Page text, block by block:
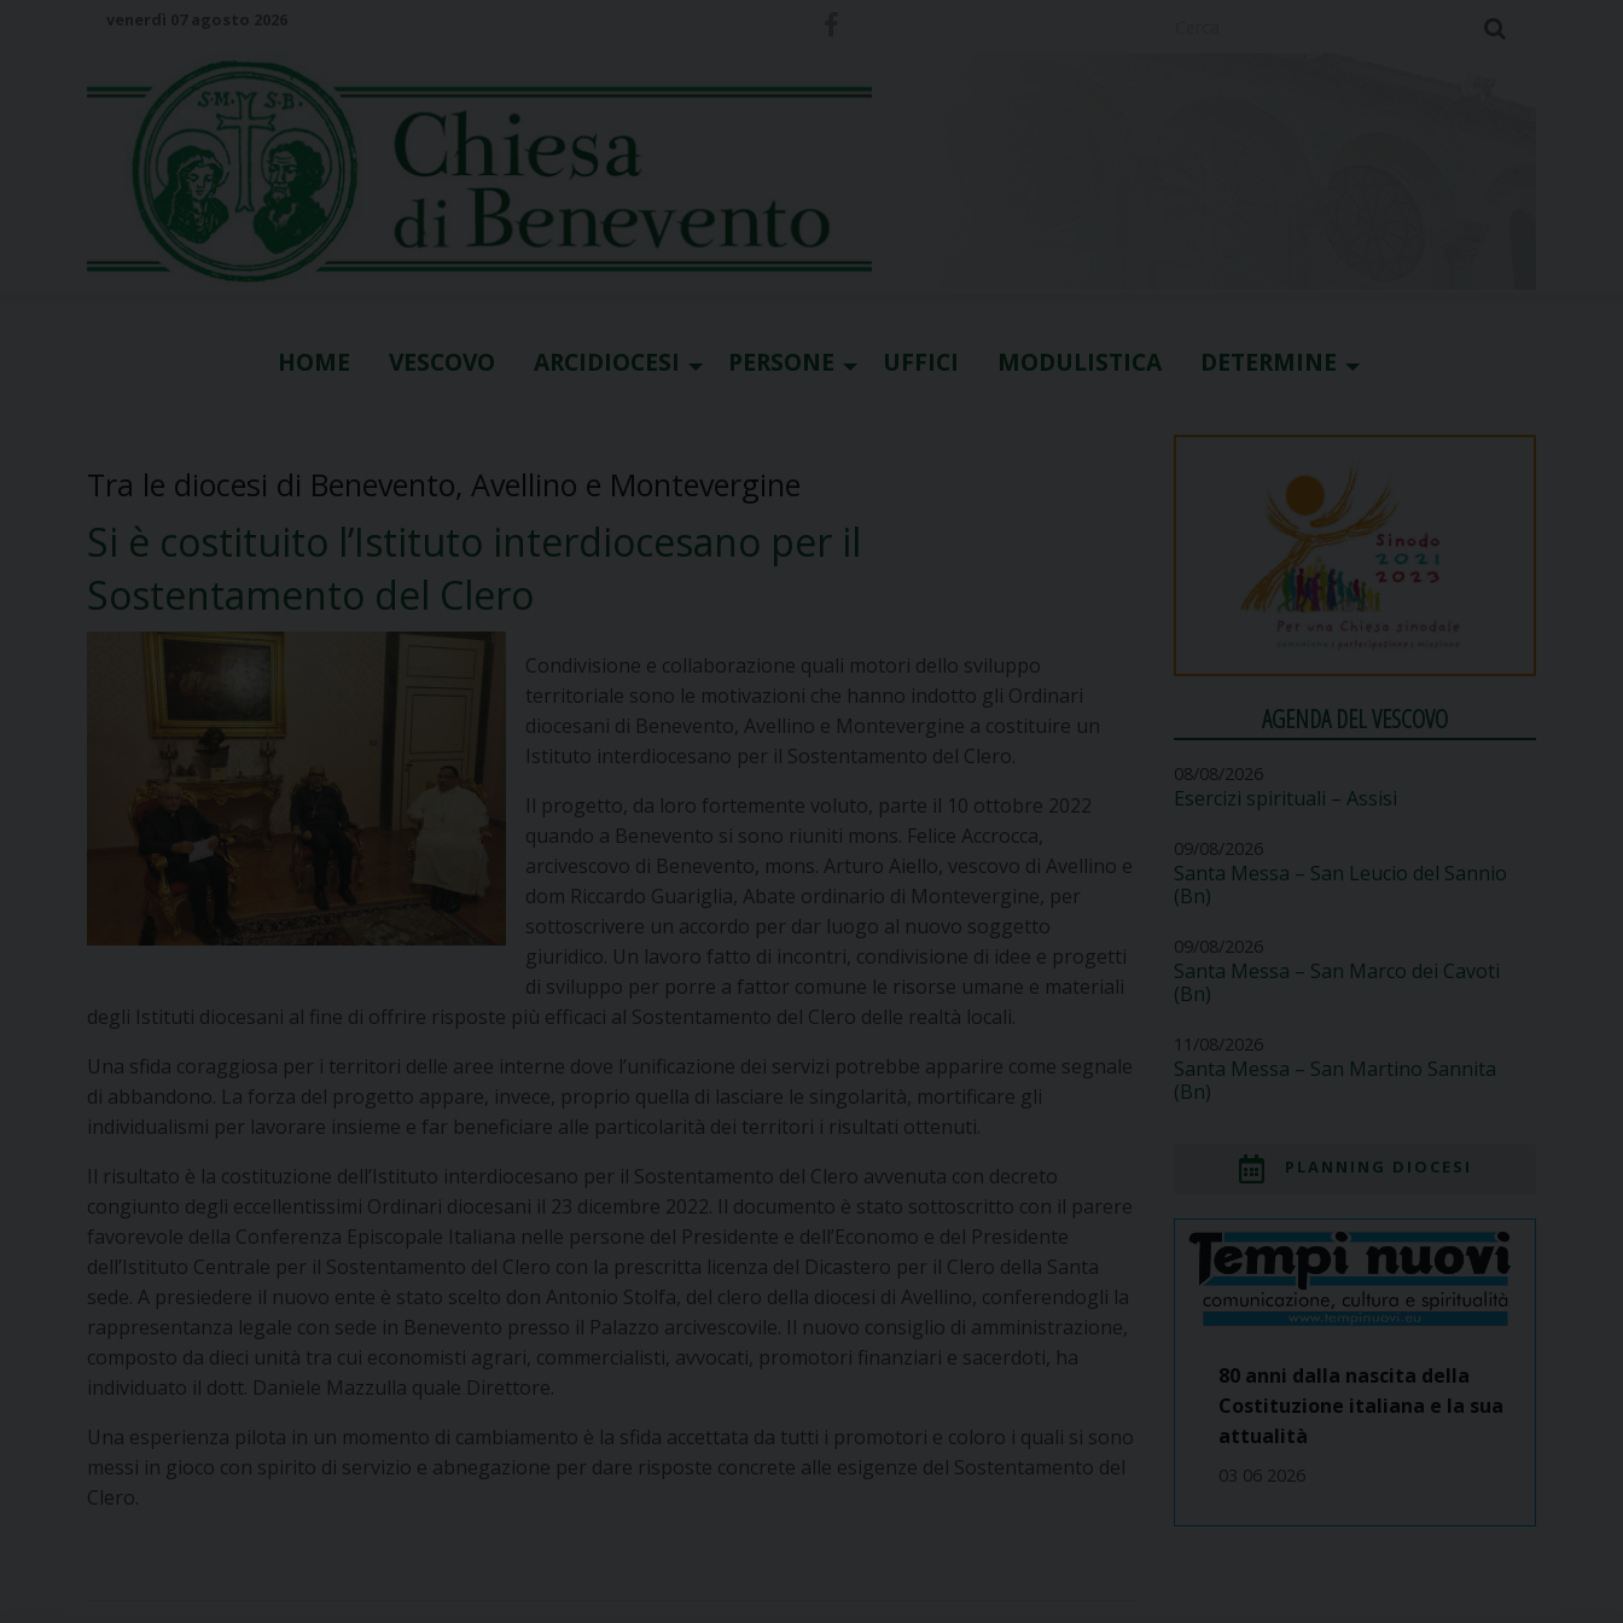
HOME VESCOVO ARCIDIOCESI PERSONE UFFICI MODULISTICA DETERMINE
Tra le diocesi di Benevento, Avellino e Montevergine
Si è costituito l’Istituto interdiocesano per il
Sostentamento del Clero
Condivisione e collaborazione quali motori dello sviluppo
territoriale sono le motivazioni che hanno indotto gli Ordinari
diocesani di Benevento, Avellino e Montevergine a costituire un
Istituto interdiocesano per il Sostentamento del Clero.
Il progetto, da loro fortemente voluto, parte il 10 ottobre 2022
quando a Benevento si sono riuniti mons. Felice Accrocca,
arcivescovo di Benevento, mons. Arturo Aiello, vescovo di Avellino e
dom Riccardo Guariglia, Abate ordinario di Montevergine, per
sottoscrivere un accordo per dar luogo al nuovo soggetto
giuridico. Un lavoro fatto di incontri, condivisione di idee e progetti
di sviluppo per porre a fattor comune le risorse umane e materiali
degli Istituti diocesani al fine di offrire risposte più efficaci al Sostentamento del Clero delle realtà locali.
Una sfida coraggiosa per i territori delle aree interne dove l’unificazione dei servizi potrebbe apparire come segnale
di abbandono. La forza del progetto appare, invece, proprio quella di lasciare le singolarità, mortificare gli
individualismi per lavorare insieme e far beneficiare alle particolarità dei territori i risultati ottenuti.
Il risultato è la costituzione dell’Istituto interdiocesano per il Sostentamento del Clero avvenuta con decreto
congiunto degli eccellentissimi Ordinari diocesani il 23 dicembre 2022. Il documento è stato sottoscritto con il parere
favorevole della Conferenza Episcopale Italiana nelle persone del Presidente e dell’Economo e del Presidente
dell’Istituto Centrale per il Sostentamento del Clero con la prescritta licenza del Dicastero per il Clero della Santa
sede. A presiedere il nuovo ente è stato scelto don Antonio Stolfa, del clero della diocesi di Avellino, conferendogli la
rappresentanza legale con sede in Benevento presso il Palazzo arcivescovile. Il nuovo consiglio di amministrazione,
composto da dieci unità tra cui economisti agrari, commercialisti, avvocati, promotori finanziari e sacerdoti, ha
individuato il dott. Daniele Mazzulla quale Direttore.
Una esperienza pilota in un momento di cambiamento è la sfida accettata da tutti i promotori e coloro i quali si sono
messi in gioco con spirito di servizio e abnegazione per dare risposte concrete alle esigenze del Sostentamento del
Clero.
AGENDA DEL VESCOVO
08/08/2026
Esercizi spirituali – Assisi
09/08/2026
Santa Messa – San Leucio del Sannio
(Bn)
09/08/2026
Santa Messa – San Marco dei Cavoti
(Bn)
11/08/2026
Santa Messa – San Martino Sannita
(Bn)
PLANNING DIOCESI
80 anni dalla nascita della
Costituzione italiana e la sua
attualità
03 06 2026